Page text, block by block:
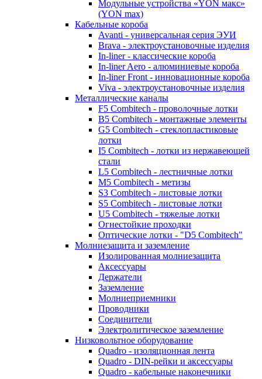
Модульные устройства «YON макс»
(YON max)
Кабельные короба
Avanti - универсальная серия ЭУИ
Brava - электроустановочные изделия
In-liner - классические короба
In-liner Aero - алюминиевые короба
In-liner Front - инновационные короба
Viva - электроустановочные изделия
Металлические каналы
F5 Combitech - проволочные лотки
B5 Combitech - монтажные элементы
G5 Combitech - стеклопластиковые
лотки
I5 Combitech - лотки из нержавеющей
стали
L5 Combitech - лестничные лотки
M5 Combitech - метизы
S3 Combitech - листовые лотки
S5 Combitech - листовые лотки
U5 Combitech - тяжелые лотки
Огнестойкие проходки
Оптические лотки - "D5 Combitech"
Молниезащита и заземление
Изолированная молниезащита
Аксессуары
Держатели
Заземление
Молниеприемники
Проводники
Соединители
Электролитическое заземление
Низковольтное оборудование
Quadro - изоляционная лента
Quadro - DIN-рейки и аксессуары
Quadro - кабельные наконечники